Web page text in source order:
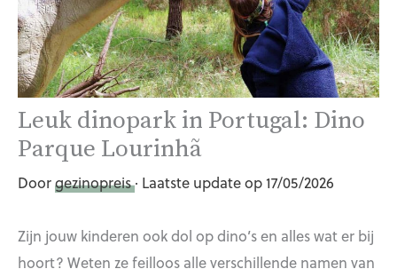
Leuk dinopark in Portugal: Dino
Parque Lourinhã
Doorgezinopreis· Laatste update op 17/05/2026
Zijn jouw kinderen ook dol op dino’s en alles wat er bij
hoort? Weten ze feilloos alle verschillende namen van